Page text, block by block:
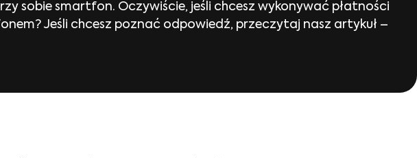
sobie smartfon. Oczywiście, jeśli chcesz wykonywać płatności
Jeśli chcesz poznać odpowiedź, przeczytaj nasz artykuł –